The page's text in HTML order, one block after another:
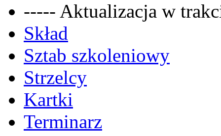
----- Aktualizacja w
Skład
Sztab szkoleniowy
Strzelcy
Kartki
Terminarz